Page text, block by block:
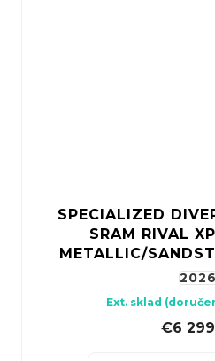
SPECIALIZED
SRAM RIVAL
METALLIC/
2026
Ext. sklad
€6 299